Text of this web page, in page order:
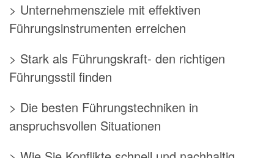
> Unternehmensziele mit effektiven
Führungsinstrumenten erreichen
> Stark als Führungskraft- den richtigen
Führungsstil finden
> Die besten Führungstechniken in
anspruchsvollen Situationen